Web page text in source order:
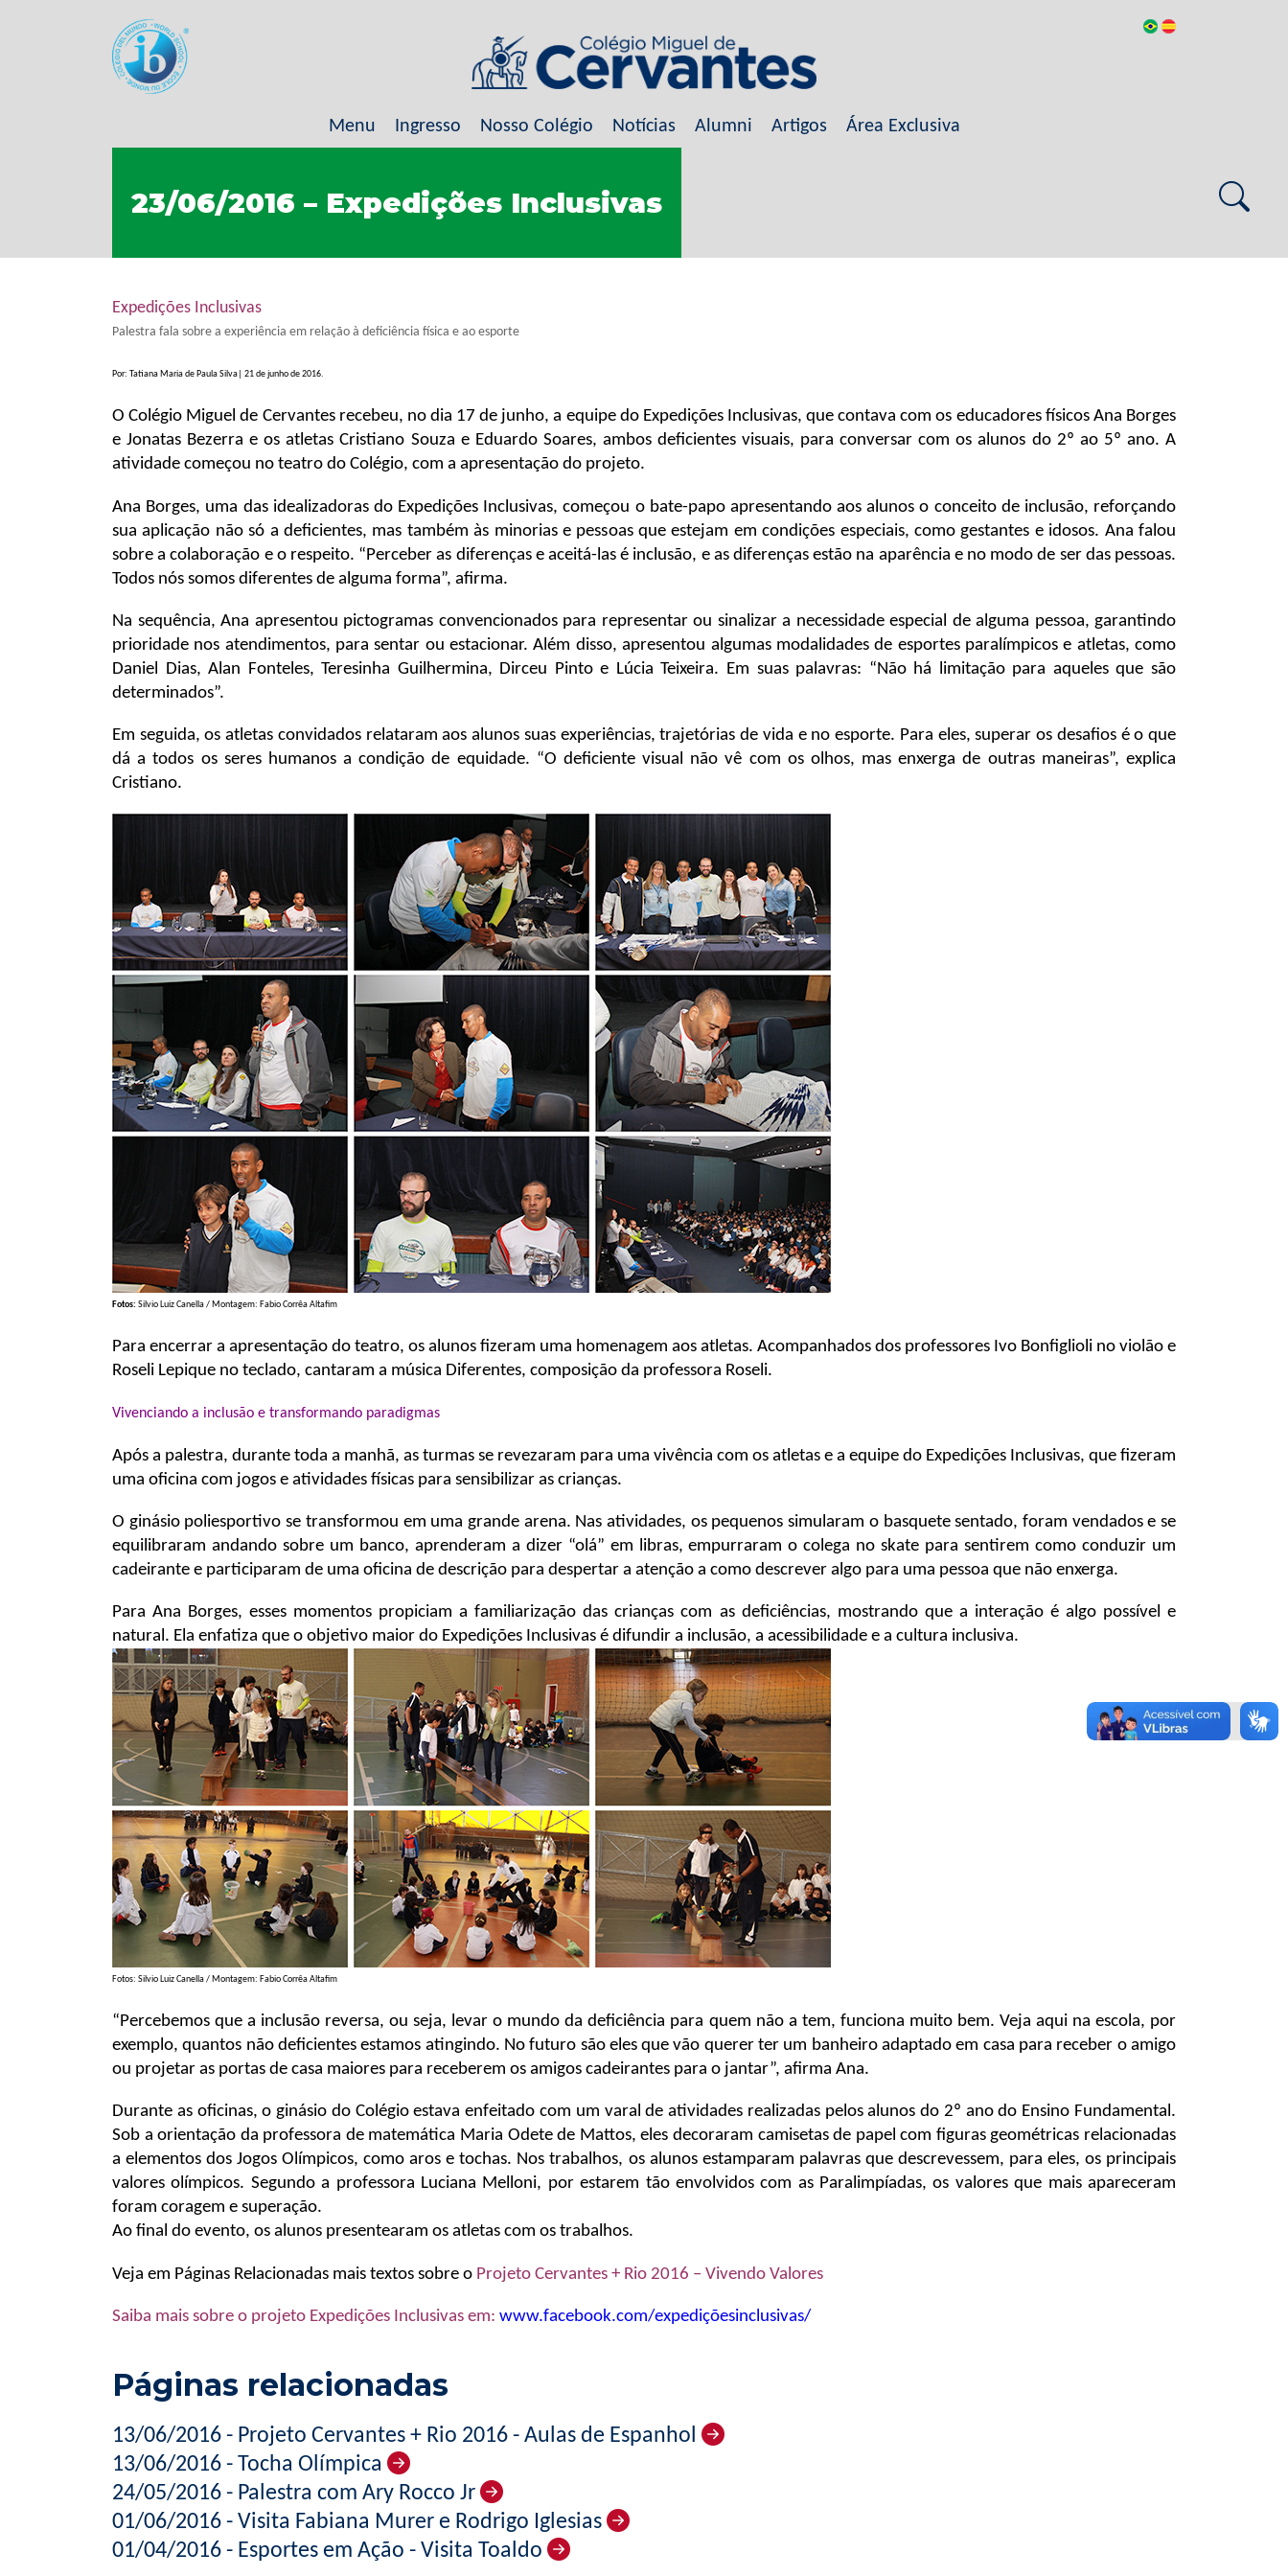
Menu Ingresso Nosso Colégio Notícias Alumni Artigos Área Exclusiva
23/06/2016 – Expedições Inclusivas
Expedições Inclusivas
Palestra fala sobre a experiência em relação à deficiência física e ao esporte
Por: Tatiana Maria de Paula Silva| 21 de junho de 2016.
O Colégio Miguel de Cervantes recebeu, no dia 17 de junho, a equipe do Expedições Inclusivas, que contava com os educadores físicos Ana Borges
e Jonatas Bezerra e os atletas Cristiano Souza e Eduardo Soares, ambos deficientes visuais, para conversar com os alunos do 2º ao 5º ano. A
atividade começou no teatro do Colégio, com a apresentação do projeto.
Ana Borges, uma das idealizadoras do Expedições Inclusivas, começou o bate-papo apresentando aos alunos o conceito de inclusão, reforçando
sua aplicação não só a deficientes, mas também às minorias e pessoas que estejam em condições especiais, como gestantes e idosos. Ana falou
sobre a colaboração e o respeito. “Perceber as diferenças e aceitá-las é inclusão, e as diferenças estão na aparência e no modo de ser das pessoas.
Todos nós somos diferentes de alguma forma”, afirma.
Na sequência, Ana apresentou pictogramas convencionados para representar ou sinalizar a necessidade especial de alguma pessoa, garantindo
prioridade nos atendimentos, para sentar ou estacionar. Além disso, apresentou algumas modalidades de esportes paralímpicos e atletas, como
Daniel Dias, Alan Fonteles, Teresinha Guilhermina, Dirceu Pinto e Lúcia Teixeira. Em suas palavras: “Não há limitação para aqueles que são
determinados”.
Em seguida, os atletas convidados relataram aos alunos suas experiências, trajetórias de vida e no esporte. Para eles, superar os desafios é o que
dá a todos os seres humanos a condição de equidade. “O deficiente visual não vê com os olhos, mas enxerga de outras maneiras”, explica
Cristiano.
Fotos: Silvio Luiz Canella / Montagem: Fabio Corrêa Altafim
Para encerrar a apresentação do teatro, os alunos fizeram uma homenagem aos atletas. Acompanhados dos professores Ivo Bonfiglioli no violão e
Roseli Lepique no teclado, cantaram a música Diferentes, composição da professora Roseli.
Vivenciando a inclusão e transformando paradigmas
Após a palestra, durante toda a manhã, as turmas se revezaram para uma vivência com os atletas e a equipe do Expedições Inclusivas, que fizeram
uma oficina com jogos e atividades físicas para sensibilizar as crianças.
O ginásio poliesportivo se transformou em uma grande arena. Nas atividades, os pequenos simularam o basquete sentado, foram vendados e se
equilibraram andando sobre um banco, aprenderam a dizer “olá” em libras, empurraram o colega no skate para sentirem como conduzir um
cadeirante e participaram de uma oficina de descrição para despertar a atenção a como descrever algo para uma pessoa que não enxerga.
Para Ana Borges, esses momentos propiciam a familiarização das crianças com as deficiências, mostrando que a interação é algo possível e
natural. Ela enfatiza que o objetivo maior do Expedições Inclusivas é difundir a inclusão, a acessibilidade e a cultura inclusiva.
Fotos: Silvio Luiz Canella / Montagem: Fabio Corrêa Altafim
“Percebemos que a inclusão reversa, ou seja, levar o mundo da deficiência para quem não a tem, funciona muito bem. Veja aqui na escola, por
exemplo, quantos não deficientes estamos atingindo. No futuro são eles que vão querer ter um banheiro adaptado em casa para receber o amigo
ou projetar as portas de casa maiores para receberem os amigos cadeirantes para o jantar”, afirma Ana.
Durante as oficinas, o ginásio do Colégio estava enfeitado com um varal de atividades realizadas pelos alunos do 2º ano do Ensino Fundamental.
Sob a orientação da professora de matemática Maria Odete de Mattos, eles decoraram camisetas de papel com figuras geométricas relacionadas
a elementos dos Jogos Olímpicos, como aros e tochas. Nos trabalhos, os alunos estamparam palavras que descrevessem, para eles, os principais
valores olímpicos. Segundo a professora Luciana Melloni, por estarem tão envolvidos com as Paralimpíadas, os valores que mais apareceram
foram coragem e superação.
Ao final do evento, os alunos presentearam os atletas com os trabalhos.
Veja em Páginas Relacionadas mais textos sobre o Projeto Cervantes + Rio 2016 – Vivendo Valores
Saiba mais sobre o projeto Expedições Inclusivas em: www.facebook.com/expediçõesinclusivas/
Páginas relacionadas
13/06/2016 - Projeto Cervantes + Rio 2016 - Aulas de Espanhol
13/06/2016 - Tocha Olímpica
24/05/2016 - Palestra com Ary Rocco Jr
01/06/2016 - Visita Fabiana Murer e Rodrigo Iglesias
01/04/2016 - Esportes em Ação - Visita Toaldo